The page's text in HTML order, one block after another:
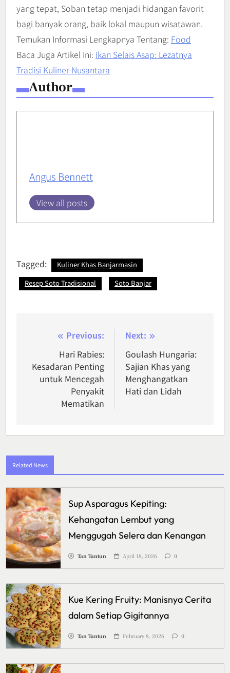
yang tepat, Soban tetap menjadi hidangan favorit
bagi banyak orang, baik lokal maupun wisatawan.
Temukan Informasi Lengkapnya Tentang: Food
Baca Juga Artikel Ini: Ikan Selais Asap: Lezatnya
Tradisi Kuliner Nusantara
Author
Angus Bennett
View all posts
Tagged:
Kuliner Khas Banjarmasin
Resep Soto Tradisional
Soto Banjar
navigation
Previous:
Hari Rabies:
Kesadaran Penting
untuk Mencegah
Penyakit
Mematikan
Next:
Goulash Hungaria:
Sajian Khas yang
Menghangatkan
Hati dan Lidah
Related News
Sup Asparagus Kepiting:
Kehangatan Lembut yang
Menggugah Selera dan Kenangan
Tan Tantun April 18, 2026 0
Kue Kering Fruity: Manisnya Cerita
dalam Setiap Gigitannya
Tan Tantun February 8, 2026 0